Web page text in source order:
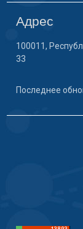
Адрес
100011,
33
Последнее